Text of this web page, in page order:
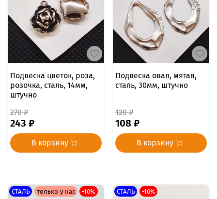
Подвеска цветок, роза,
розочка, сталь, 14мм,
штучно
270 ₽
243 ₽
В корзину
Подвеска овал, мятая,
сталь, 30мм, штучно
120 ₽
108 ₽
В корзину
СТАЛЬ только у нас -10% СТАЛЬ -10%